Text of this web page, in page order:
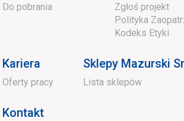
Do pobrania
Zgłoś projekt
Polityka
Kodeks Etyki
Kariera
Oferty pracy
Sklepy Mazurski
Lista sklepów
Kontakt